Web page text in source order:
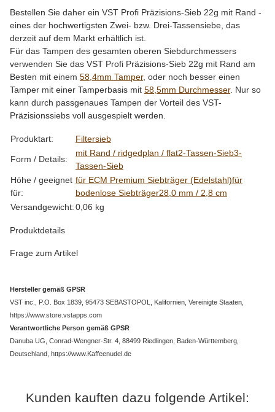
Bestellen Sie daher ein VST Profi Präzisions-Sieb 22g mit Rand -
eines der hochwertigsten Zwei- bzw. Drei-Tassensiebe, das
derzeit auf dem Markt erhältlich ist.
Für das Tampen des gesamten oberen Siebdurchmessers
verwenden Sie das VST Profi Präzisions-Sieb 22g mit Rand am
Besten mit einem 58,4mm Tamper, oder noch besser einen
Tamper mit einer Tamperbasis mit 58,5mm Durchmesser. Nur so
kann durch passgenaues Tampen der Vorteil des VST-
Präzisionssiebs voll ausgespielt werden.
Produkteigenschaft
Wert
Produktart: Filtersieb
Form / Details:
mit Rand / ridgedplan / flat2-Tassen-Sieb3-
Tassen-Sieb
Höhe / geeignet
für:
für ECM Premium Siebträger (Edelstahl)für
bodenlose Siebträger28,0 mm / 2,8 cm
Versandgewicht:0,06 kg
Produktdetails
Frage zum Artikel
Hersteller gemäß GPSR
VST inc., P.O. Box 1839, 95473 SEBASTOPOL, Kalifornien, Vereinigte Staaten,
https://www.store.vstapps.com
Verantwortliche Person gemäß GPSR
Danuba UG, Conrad-Wengner-Str. 4, 88499 Riedlingen, Baden-Württemberg,
Deutschland, https://www.Kaffeenudel.de
Kunden kauften dazu folgende Artikel: